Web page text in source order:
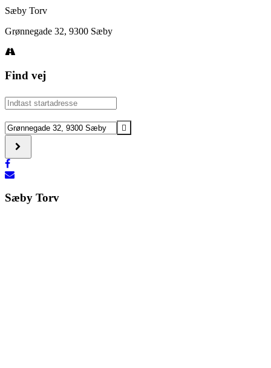
Sæby Torv
Grønnegade 32, 9300 Sæby
Find vej
Address
-
Julehandel
og
julemusik
med
SæbyGarden
[]
Destination
Address
Julehandel
og
julemusik
SæbyGarden
Sæby Torv